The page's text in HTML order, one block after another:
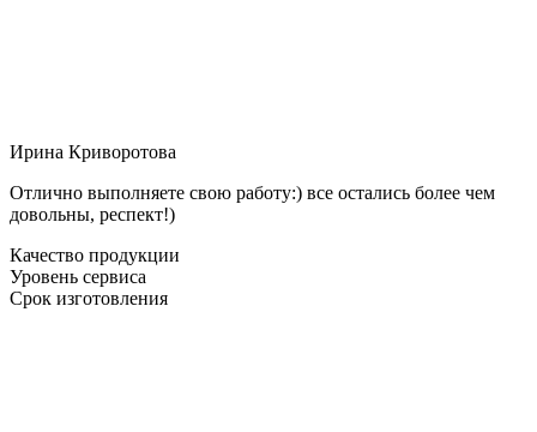
Ирина Криворотова
Отлично выполняете свою работу:) все остались более чем
довольны, респект!)
Качество продукции
Уровень сервиса
Срок изготовления